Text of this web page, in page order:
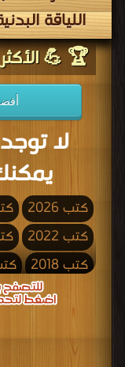
اللياقة
🏆 💪 الأكثر
أفضل كتب
لا
كتب 2026
كتب 2022
كتب 2018
كتب
كتب
كتب 2006